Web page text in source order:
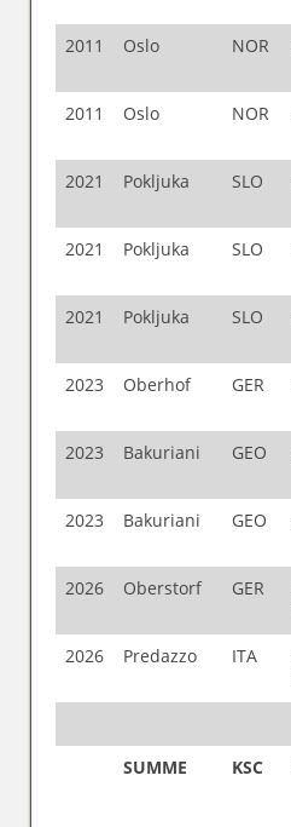
2011 Oslo NOR
2011
Oslo NOR
2021
Pokljuka SLO
2021 Pokljuka SLO
2021 Pokljuka SLO
2023
Oberhof GER
2023 Bakuriani GEO
2023 Bakuriani GEO
2026 Oberstorf GER
2026
Predazzo ITA
SUMME KSC